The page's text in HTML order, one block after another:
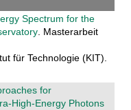
Spectrum for the
. Masterarbeit
für Technologie (KIT).
for
High-Energy Photons